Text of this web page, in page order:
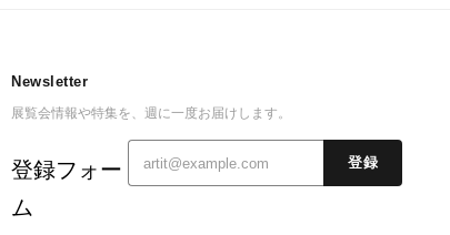
Newsletter
展覧会情報や特集を、週に一度お届けします。
登録フォー
ム
登録